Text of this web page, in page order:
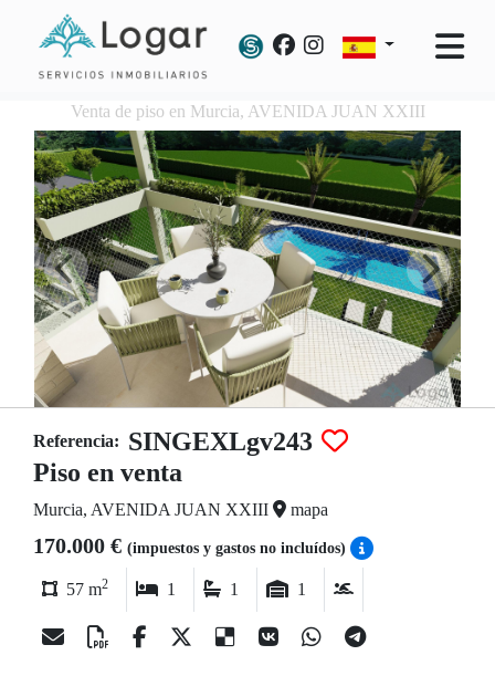
Venta de piso en Murcia, AVENIDA JUAN XXIII
Referencia: SINGEXLgv243
Piso en venta
Murcia, AVENIDA JUAN XXIII mapa
170.000 € (impuestos y gastos no incluídos)
57 m2 1 1 1